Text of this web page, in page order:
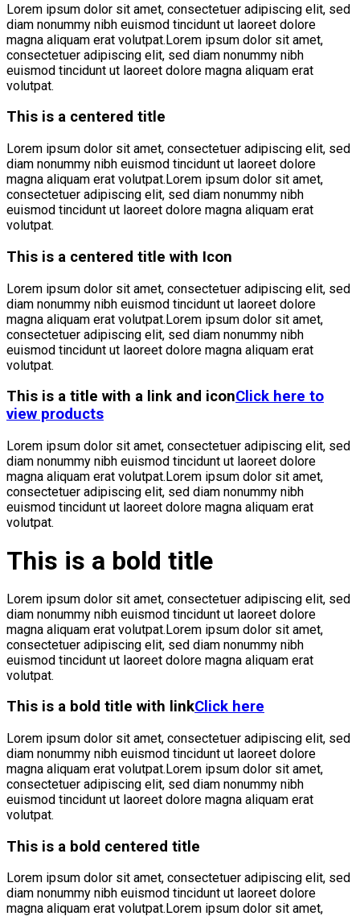
Lorem ipsum dolor sit amet, consectetuer adipiscing elit, sed
diam nonummy nibh euismod tincidunt ut laoreet dolore
magna aliquam erat volutpat.Lorem ipsum dolor sit amet,
consectetuer adipiscing elit, sed diam nonummy nibh
euismod tincidunt ut laoreet dolore magna aliquam erat
volutpat.
This is a centered title
Lorem ipsum dolor sit amet, consectetuer adipiscing elit, sed
diam nonummy nibh euismod tincidunt ut laoreet dolore
magna aliquam erat volutpat.Lorem ipsum dolor sit amet,
consectetuer adipiscing elit, sed diam nonummy nibh
euismod tincidunt ut laoreet dolore magna aliquam erat
volutpat.
This is a centered title with Icon
Lorem ipsum dolor sit amet, consectetuer adipiscing elit, sed
diam nonummy nibh euismod tincidunt ut laoreet dolore
magna aliquam erat volutpat.Lorem ipsum dolor sit amet,
consectetuer adipiscing elit, sed diam nonummy nibh
euismod tincidunt ut laoreet dolore magna aliquam erat
volutpat.
This is a title with a link and iconClick here to
view products
Lorem ipsum dolor sit amet, consectetuer adipiscing elit, sed
diam nonummy nibh euismod tincidunt ut laoreet dolore
magna aliquam erat volutpat.Lorem ipsum dolor sit amet,
consectetuer adipiscing elit, sed diam nonummy nibh
euismod tincidunt ut laoreet dolore magna aliquam erat
volutpat.
This is a bold title
Lorem ipsum dolor sit amet, consectetuer adipiscing elit, sed
diam nonummy nibh euismod tincidunt ut laoreet dolore
magna aliquam erat volutpat.Lorem ipsum dolor sit amet,
consectetuer adipiscing elit, sed diam nonummy nibh
euismod tincidunt ut laoreet dolore magna aliquam erat
volutpat.
This is a bold title with linkClick here
Lorem ipsum dolor sit amet, consectetuer adipiscing elit, sed
diam nonummy nibh euismod tincidunt ut laoreet dolore
magna aliquam erat volutpat.Lorem ipsum dolor sit amet,
consectetuer adipiscing elit, sed diam nonummy nibh
euismod tincidunt ut laoreet dolore magna aliquam erat
volutpat.
This is a bold centered title
Lorem ipsum dolor sit amet, consectetuer adipiscing elit, sed
diam nonummy nibh euismod tincidunt ut laoreet dolore
magna aliquam erat volutpat.Lorem ipsum dolor sit amet,